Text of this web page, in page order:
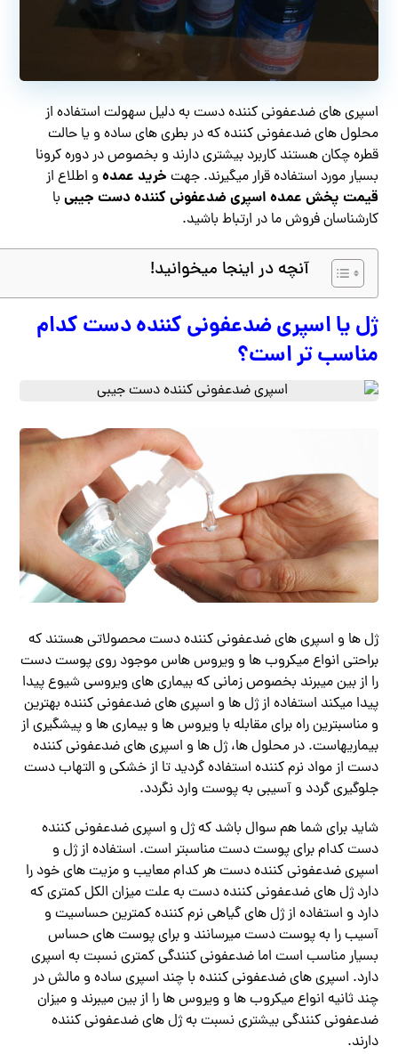
اسپری های ضدعفونی کننده دست به دلیل سهولت استفاده از
محلول های ضدعفونی کننده که در بطری های ساده و یا حالت
قطره چکان هستند کاربرد بیشتری دارند و بخصوص در دوره کرونا
بسیار مورد استفاده قرار میگیرند. جهت خرید عمده و اطلاع از
قیمت پخش عمده اسپری ضدعفونی کننده دست جیبی با
کارشناسان فروش ما در ارتباط باشید.
آنچه در اینجا میخوانید!
ژل یا اسپری ضدعفونی کننده دست کدام
مناسب تر است؟
ژل ها و اسپری های ضدعفونی کننده دست محصولاتی هستند که
براحتی انواع میکروب ها و ویروس هاس موجود روی پوست دست
را از بین میبرند بخصوص زمانی که بیماری های ویروسی شیوع پیدا
پیدا میکند استفاده از ژل ها و اسپری های ضدعفونی کننده بهترین
و مناسبترین راه برای مقابله با ویروس ها و بیماری ها و پیشگیری از
بیماریهاست. در محلول ها، ژل ها و اسپری های ضدعفونی کننده
دست از مواد نرم کننده استفاده گردید تا از خشکی و التهاب دست
جلوگیری گردد و آسیبی به پوست وارد نگردد.
شاید برای شما هم سوال باشد که ژل و اسپری ضدعفونی کننده
دست کدام برای پوست دست مناسبتر است. استفاده از ژل و
اسپری ضدعفونی کننده دست هر کدام معایب و مزیت های خود را
دارد ژل های ضدعفونی کننده دست به علت میزان الکل کمتری که
دارد و استفاده از ژل های گیاهی نرم کننده کمترین حساسیت و
آسیب را به پوست دست میرسانند و برای پوست های حساس
بسیار مناسب است اما ضدعفونی کنندگی کمتری نسبت به اسپری
دارد. اسپری های ضدعفونی کننده با چند اسپری ساده و مالش در
چند ثانیه انواع میکروب ها و ویروس ها را از بین میبرند و میزان
ضدعفونی کنندگی بیشتری نسبت به ژل های ضدعفونی کننده
دارند.